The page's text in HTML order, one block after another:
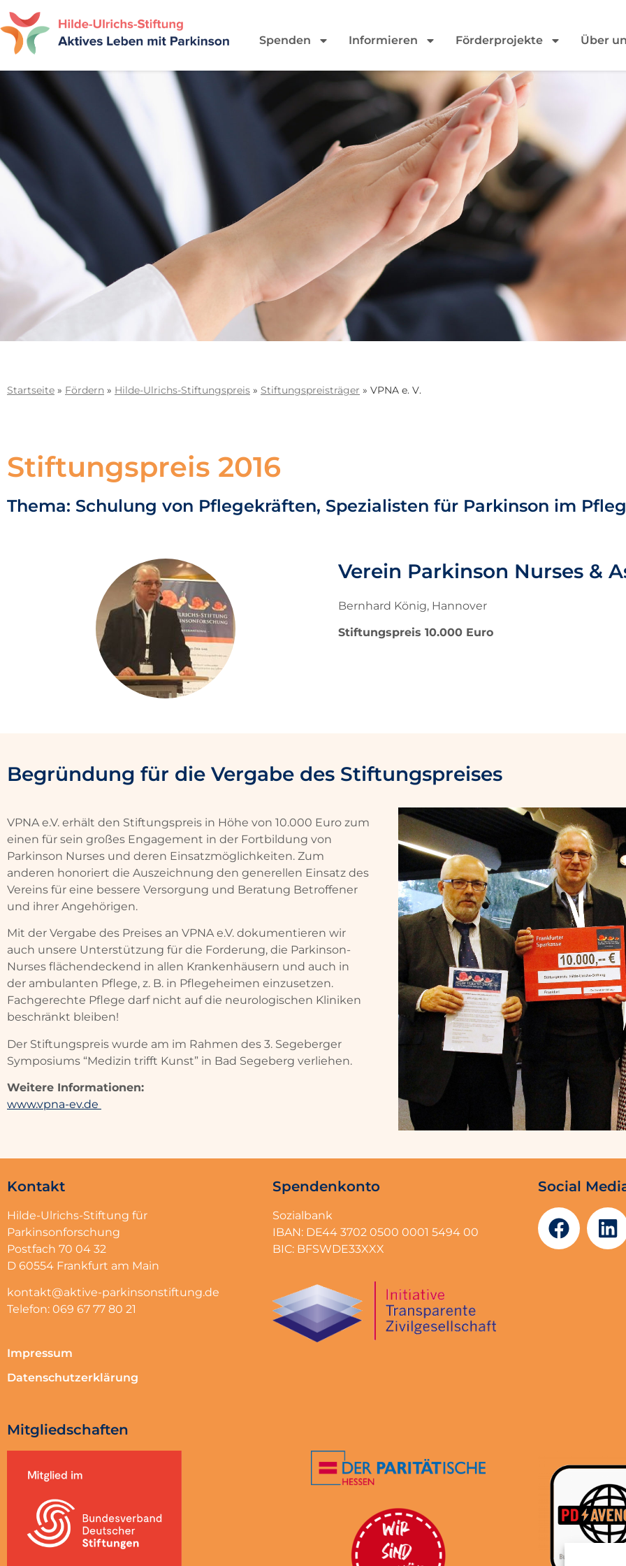
Spenden Informieren Förderprojekte Über
Startseite » Fördern » Hilde-Ulrichs-Stiftungspreis » Stiftungspreisträger » VPNA e. V.
Stiftungspreis 2016
Thema: Schulung von Pflegekräften, Spezialisten für Parkinson im
Verein Parkinson Nurses &
Bernhard König, Hannover
Stiftungspreis 10.000 Euro
Begründung für die Vergabe des Stiftungspreises
VPNA e.V. erhält den Stiftungspreis in Höhe von 10.000 Euro zum
einen für sein großes Engagement in der Fortbildung von
Parkinson Nurses und deren Einsatzmöglichkeiten. Zum
anderen honoriert die Auszeichnung den generellen Einsatz des
Vereins für eine bessere Versorgung und Beratung Betroffener
und ihrer Angehörigen.
Mit der Vergabe des Preises an VPNA e.V. dokumentieren wir
auch unsere Unterstützung für die Forderung, die Parkinson-
Nurses flächendeckend in allen Krankenhäusern und auch in
der ambulanten Pflege, z. B. in Pflegeheimen einzusetzen.
Fachgerechte Pflege darf nicht auf die neurologischen Kliniken
beschränkt bleiben!
Der Stiftungspreis wurde am im Rahmen des 3. Segeberger
Symposiums “Medizin trifft Kunst” in Bad Segeberg verliehen.
Weitere Informationen:
www.vpna-ev.de
Kontakt
Hilde-Ulrichs-Stiftung für
Parkinsonforschung
Postfach 70 04 32
D 60554 Frankfurt am Main
kontakt@aktive-parkinsonstiftung.de
Telefon: 069 67 77 80 21
Impressum
Datenschutzerklärung
Spendenkonto
Sozialbank
IBAN: DE44 3702 0500 0001 5494 00
BIC: BFSWDE33XXX
Social
Mitgliedschaften